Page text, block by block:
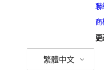
聯
商
更
繁體中文